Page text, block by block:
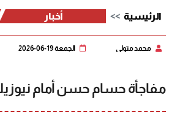
الرئيسية أخبار
محمد متولي الجمعة 19-06-2026
مفاجأة حسام حسن أمام